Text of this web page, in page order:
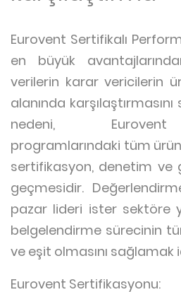
Eurovent Sertifikalı
en büyük
verilerin karar vericilerin
alanında
nedeni, Eurovent
programlarındaki tüm
sertifikasyon, denetim ve
geçmesidir.
pazar lideri ister sektöre
belgelendirme sürecinin
ve eşit olmasını sağlamak
Eurovent Sertifikasyonu: